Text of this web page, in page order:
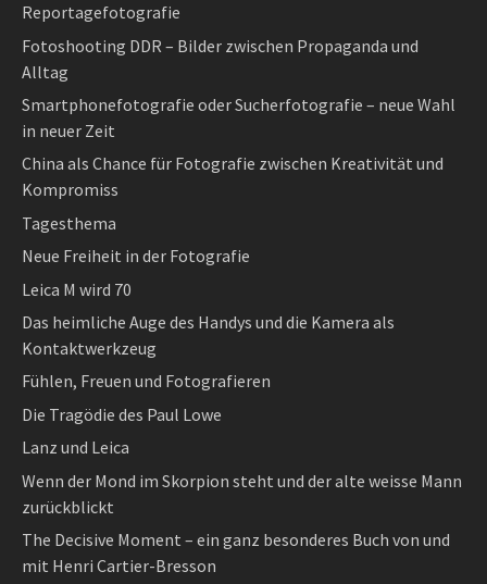
Reportagefotografie
Fotoshooting DDR – Bilder zwischen Propaganda und
Alltag
Smartphonefotografie oder Sucherfotografie – neue Wahl
in neuer Zeit
China als Chance für Fotografie zwischen Kreativität und
Kompromiss
Tagesthema
Neue Freiheit in der Fotografie
Leica M wird 70
Das heimliche Auge des Handys und die Kamera als
Kontaktwerkzeug
Fühlen, Freuen und Fotografieren
Die Tragödie des Paul Lowe
Lanz und Leica
Wenn der Mond im Skorpion steht und der alte weisse Mann
zurückblickt
The Decisive Moment – ein ganz besonderes Buch von und
mit Henri Cartier-Bresson